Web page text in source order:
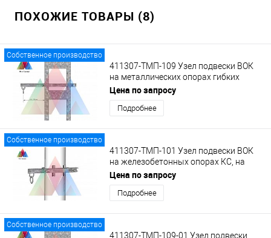
ПОХОЖИЕ ТОВАРЫ (8)
Собственное производство
411307-ТМП-109 Узел подвески ВОК
на металлических опорах гибких
поперечин на кронштейне с кольцом
Цена по запросу
Подробнее
Собственное производство
411307-ТМП-101 Узел подвески ВОК
на железобетонных опорах КС, на
укороченном кронштейне.
Цена по запросу
Подробнее
Собственное производство
411307-ТМП-109-01 Узел подвески